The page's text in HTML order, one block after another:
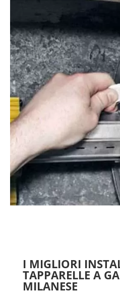
I MIGLIORI
TAPPARELLE A
MILANESE